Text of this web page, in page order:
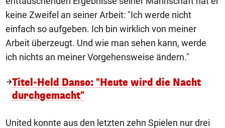
keine Zweifel an seiner Arbeit: "Ich werde nicht
einfach so aufgeben. Ich bin wirklich von meiner
Arbeit überzeugt. Und wie man sehen kann, werde
ich nichts an meiner Vorgehensweise ändern."
Titel-Held Danso: "Heute wird die Nacht
durchgemacht"
United konnte aus den letzten zehn Spielen nur drei